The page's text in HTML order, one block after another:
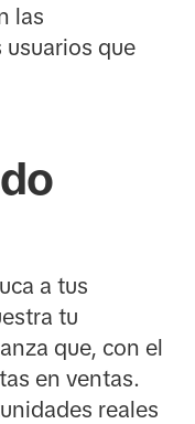
las
que
a tus
tu
que, con el
en ventas.
reales